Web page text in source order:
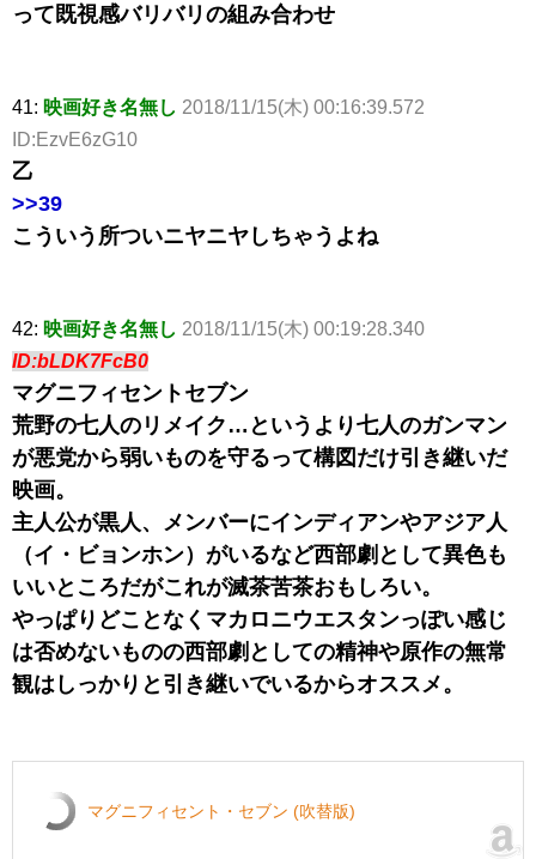
って既視感バリバリの組み合わせ
41: 映画好き名無し 2018/11/15(木) 00:16:39.572
ID:EzvE6zG10
乙
>>39
こういう所ついニヤニヤしちゃうよね
42: 映画好き名無し 2018/11/15(木) 00:19:28.340
ID:bLDK7FcB0
マグニフィセントセブン
荒野の七人のリメイク…というより七人のガンマン
が悪党から弱いものを守るって構図だけ引き継いだ
映画。
主人公が黒人、メンバーにインディアンやアジア人
（イ・ビョンホン）がいるなど西部劇として異色も
いいところだがこれが滅茶苦茶おもしろい。
やっぱりどことなくマカロニウエスタンっぽい感じ
は否めないものの西部劇としての精神や原作の無常
観はしっかりと引き継いでいるからオススメ。
マグニフィセント・セブン (吹替版)